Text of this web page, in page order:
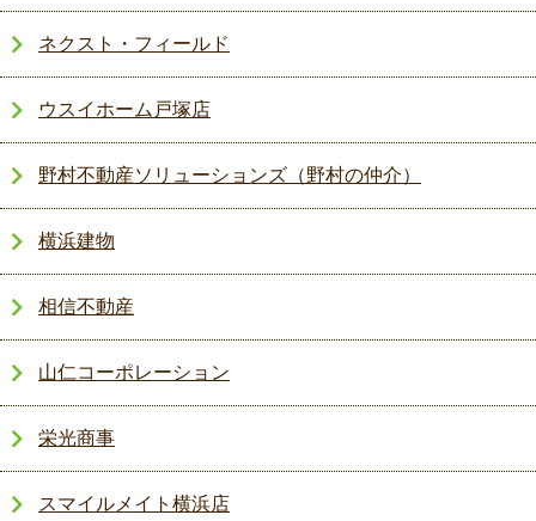
ネクスト・フィールド
ウスイホーム戸塚店
野村不動産ソリューションズ（野村の仲介）
横浜建物
相信不動産
山仁コーポレーション
栄光商事
スマイルメイト横浜店